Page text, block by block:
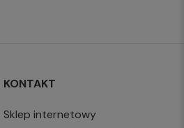
KONTAKT
Sklep internetowy